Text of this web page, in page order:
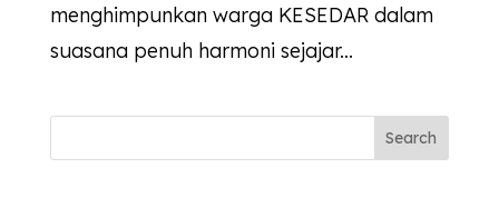
menghimpunkan warga KESEDAR dalam
suasana penuh harmoni sejajar...
Search